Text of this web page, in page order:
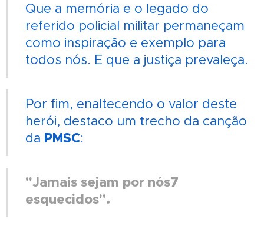
Que a memória e o legado do
referido policial militar permaneçam
como inspiração e exemplo para
todos nós. E que a justiça prevaleça.
Por fim, enaltecendo o valor deste
herói, destaco um trecho da canção
da PMSC:
"Jamais sejam por nós7
esquecidos".